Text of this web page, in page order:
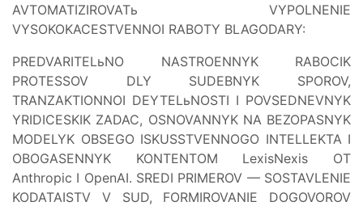
AVTOMATIZIROVATь VYPOLNENIE
VYSOKOKACESTVENNOI RABOTY BLAGODARY:
PREDVARITELьNO NASTROENNYK RABOCIK
PROTESSOV DLY SUDEBNYK SPOROV,
TRANZAKTIONNOI DEYTELьNOSTI I POVSEDNEVNYK
YRIDICESKIK ZADAC, OSNOVANNYK NA BEZOPASNYK
MODELYK OBSEGO ISKUSSTVENNOGO INTELLEKTA I
OBOGASENNYK KONTENTOM LexisNexis OT
Anthropic I OpenAI. SREDI PRIMEROV — SOSTAVLENIE
KODATAISTV V SUD, FORMIROVANIE DOGOVOROV